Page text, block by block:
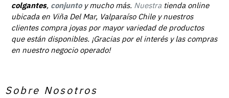
colgantes, conjunto y mucho más. Nuestra tienda online
ubicada en Viña Del Mar, Valparaíso Chile y nuestros
clientes compra joyas por mayor variedad de productos
que están disponibles. ¡Gracias por el interés y las compras
en nuestro negocio operado!
Sobre Nosotros